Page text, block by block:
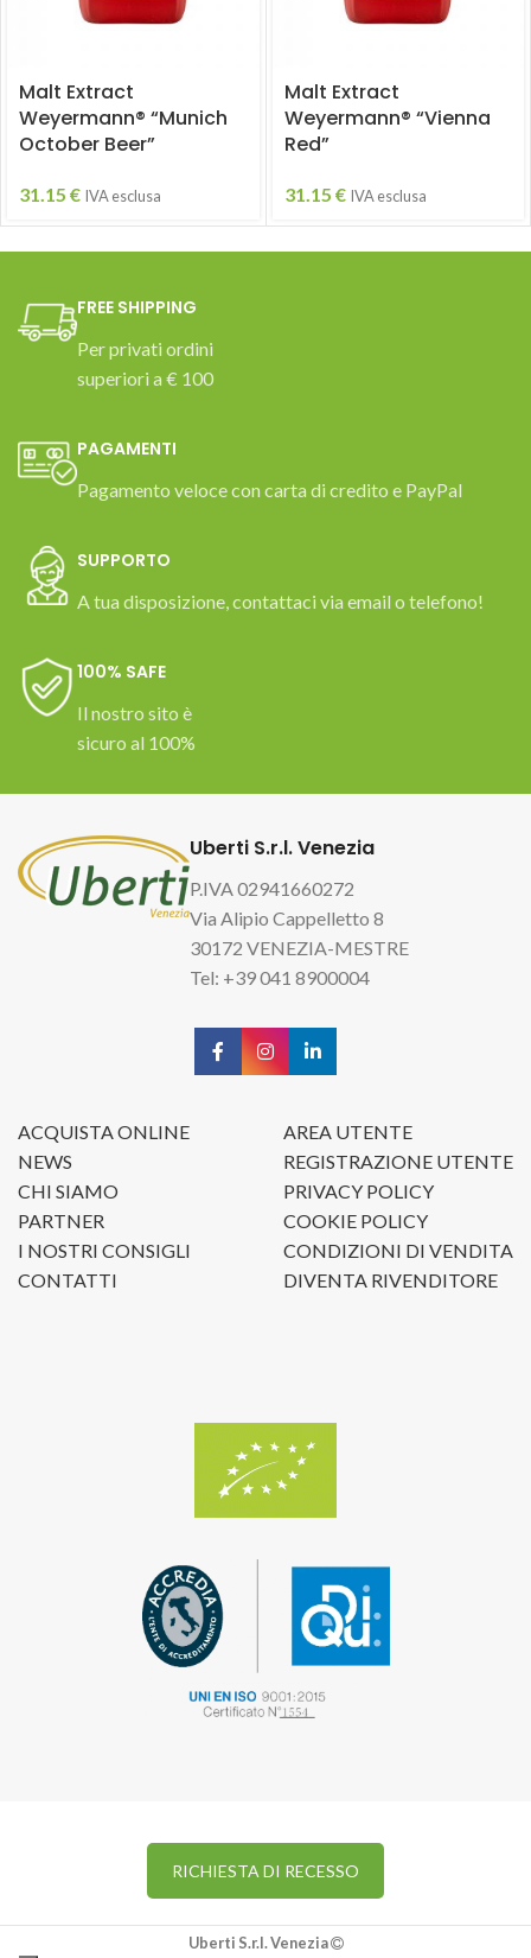
Malt Extract
Weyermann® “Munich
October Beer”
31.15 € IVA esclusa
Malt Extract
Weyermann® “Vienna
Red”
31.15 € IVA esclusa
FREE SHIPPING
Per privati ordini
superiori a € 100
PAGAMENTI
Pagamento veloce con carta di credito e PayPal
SUPPORTO
A tua disposizione, contattaci via email o telefono!
100% SAFE
Il nostro sito è
sicuro al 100%
Uberti S.r.l. Venezia
P.IVA 02941660272
Via Alipio Cappelletto 8
30172 VENEZIA-MESTRE
Tel: +39 041 8900004
ACQUISTA ONLINE
NEWS
CHI SIAMO
PARTNER
I NOSTRI CONSIGLI
CONTATTI
AREA UTENTE
REGISTRAZIONE UTENTE
PRIVACY POLICY
COOKIE POLICY
CONDIZIONI DI VENDITA
DIVENTA RIVENDITORE
RICHIESTA DI RECESSO
Uberti S.r.l. Venezia